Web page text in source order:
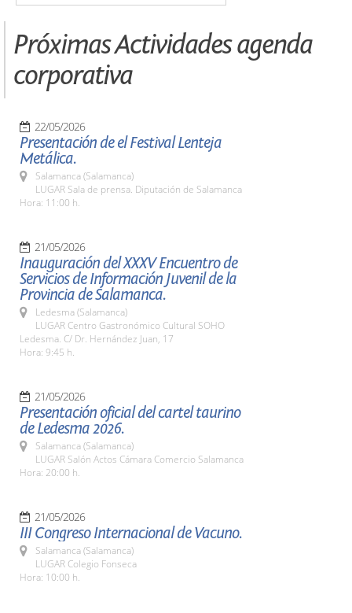
Próximas Actividades agenda
corporativa
22/05/2026
Presentación de el Festival Lenteja
Metálica.
Salamanca (Salamanca)
LUGAR Sala de prensa. Diputación de Salamanca
Hora: 11:00 h.
21/05/2026
Inauguración del XXXV Encuentro de
Servicios de Información Juvenil de la
Provincia de Salamanca.
Ledesma (Salamanca)
LUGAR Centro Gastronómico Cultural SOHO
Ledesma. C/ Dr. Hernández Juan, 17
Hora: 9:45 h.
21/05/2026
Presentación oficial del cartel taurino
de Ledesma 2026.
Salamanca (Salamanca)
LUGAR Salón Actos Cámara Comercio Salamanca
Hora: 20:00 h.
21/05/2026
III Congreso Internacional de Vacuno.
Salamanca (Salamanca)
LUGAR Colegio Fonseca
Hora: 10:00 h.